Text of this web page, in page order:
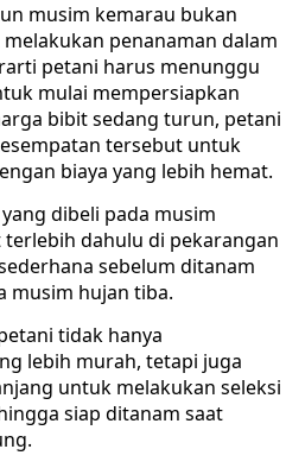
musim kemarau bukan
penanaman dalam
petani harus menunggu
mulai mempersiapkan
bibit sedang turun, petani
tersebut untuk
biaya yang lebih hemat.
dibeli pada musim
dahulu di pekarangan
sebelum ditanam
musim hujan tiba.
tidak hanya
lebih murah, tetapi juga
untuk melakukan seleksi
siap ditanam saat